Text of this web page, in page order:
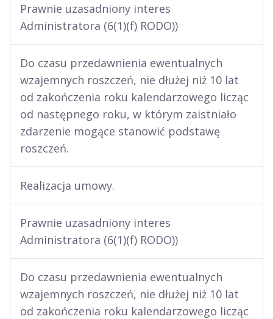
Prawnie uzasadniony interes
Administratora (6(1)(f) RODO))
Do czasu przedawnienia ewentualnych
wzajemnych roszczeń, nie dłużej niż 10 lat
od zakończenia roku kalendarzowego licząc
od następnego roku, w którym zaistniało
zdarzenie mogące stanowić podstawę
roszczeń.
Realizacja umowy.
Prawnie uzasadniony interes
Administratora (6(1)(f) RODO))
Do czasu przedawnienia ewentualnych
wzajemnych roszczeń, nie dłużej niż 10 lat
od zakończenia roku kalendarzowego licząc